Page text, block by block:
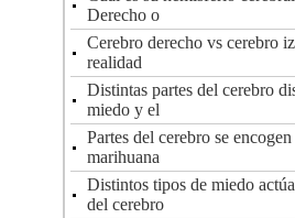
Derecho o
Cerebro derecho vs cerebro
realidad
Distintas partes del cerebro
miedo y el
Partes del cerebro se
marihuana
Distintos tipos de miedo
del cerebro